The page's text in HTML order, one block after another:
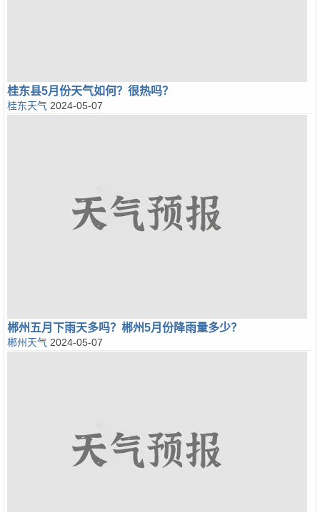
桂东县5月份天气如何？很热吗？
桂东天气 2024-05-07
郴州五月下雨天多吗？郴州5月份降雨量多少？
郴州天气 2024-05-07